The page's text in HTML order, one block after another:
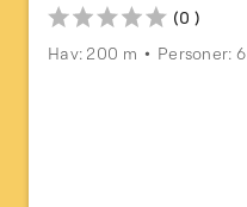
(0 )
Hav: 200 m
Personer: 6